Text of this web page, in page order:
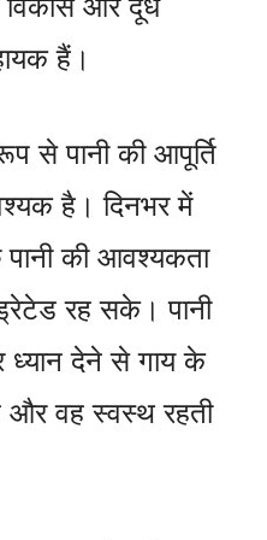
हैं।
से पानी की आपूर्ति
है। दिनभर में
की आवश्यकता
रह सके। पानी
ध्यान देने से गाय के
और वह स्वस्थ रहती